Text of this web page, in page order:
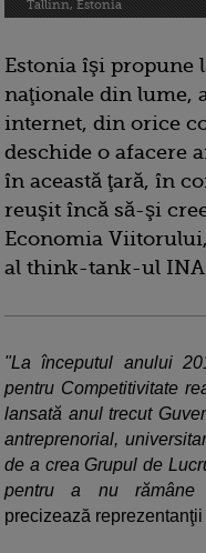
Tallinn, Estonia
Estonia îşi propune
naţionale din lume,
internet, din orice
deschide o afacere
în această ţară, în
reuşit încă să-şi
Economia
al think-tank-ul
"La începutul anului
pentru Competitivitate
lansată anul trecut
antreprenorial,
de a crea Grupul de
pentru a nu rămâne
precizează reprezentanţii